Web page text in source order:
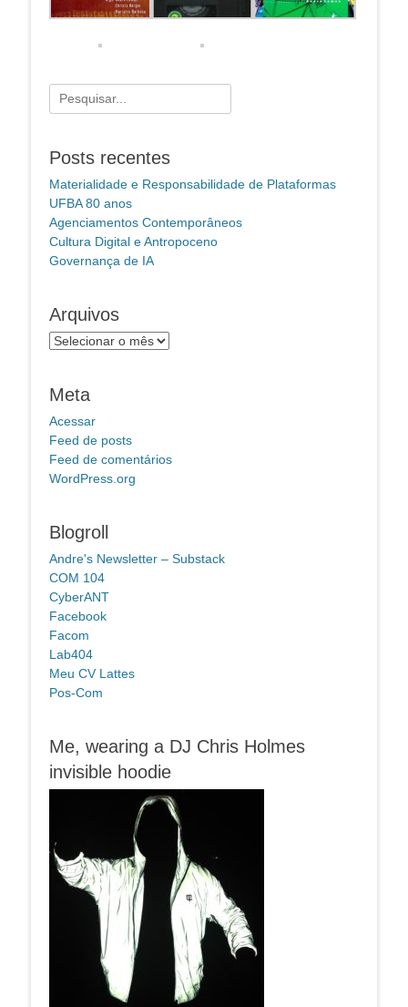
Pesquisar
por:
Posts recentes
Materialidade e Responsabilidade de Plataformas
UFBA 80 anos
Agenciamentos Contemporâneos
Cultura Digital e Antropoceno
Governança de IA
Arquivos
Arquivos
Meta
Acessar
Feed de posts
Feed de comentários
WordPress.org
Blogroll
Andre's Newsletter – Substack
COM 104
CyberANT
Facebook
Facom
Lab404
Meu CV Lattes
Pos-Com
Me, wearing a DJ Chris Holmes
invisible hoodie